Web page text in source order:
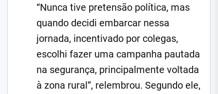
“Nunca tive pretensão política, mas
quando decidi embarcar nessa
jornada, incentivado por colegas,
escolhi fazer uma campanha pautada
na segurança, principalmente voltada
à zona rural”, relembrou. Segundo ele,